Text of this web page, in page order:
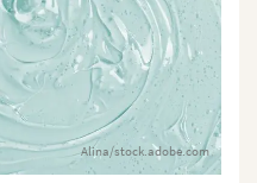
Alina/stock.adobe.com